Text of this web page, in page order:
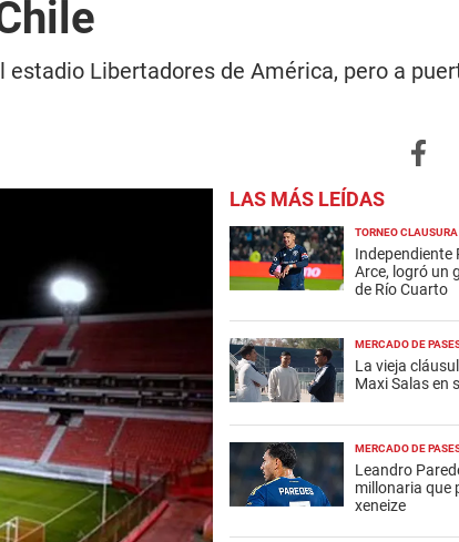
Libertadores de América, pero a
LAS MÁS LEÍDAS
TORNEO CLAUSURA
Independiente
Arce, logró un
de Río Cuarto
MERCADO DE
La vieja
Maxi Salas en
MERCADO DE
Leandro
millonaria que
xeneize